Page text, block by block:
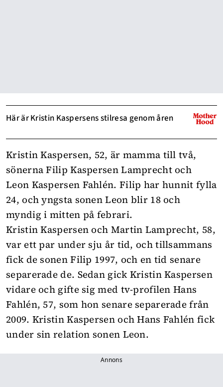
Här är Kristin Kaspersens stilresa genom åren
Kristin Kaspersen, 52, är mamma till två,
sönerna Filip Kaspersen Lamprecht och
Leon Kaspersen Fahlén. Filip har hunnit fylla
24, och yngsta sonen Leon blir 18 och
myndig i mitten på febrari.
Kristin Kaspersen och Martin Lamprecht, 58,
var ett par under sju år tid, och tillsammans
fick de sonen Filip 1997, och en tid senare
separerade de. Sedan gick Kristin Kaspersen
vidare och gifte sig med tv-profilen Hans
Fahlén, 57, som hon senare separerade från
2009. Kristin Kaspersen och Hans Fahlén fick
under sin relation sonen Leon.
Annons